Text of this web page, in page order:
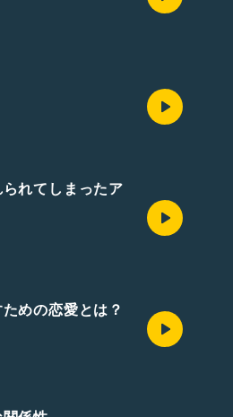
れてしまったア
めの恋愛とは？